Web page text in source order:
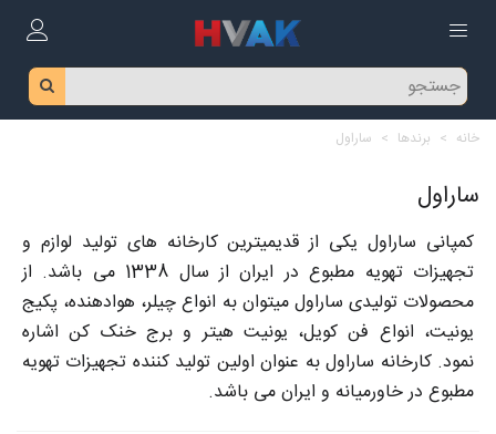
خانه > برندها > ساراول
ساراول
کمپانی ساراول یکی از قدیمیترین کارخانه های تولید لوازم و
تجهیزات تهویه مطبوع در ایران از سال 1338 می باشد. از
محصولات تولیدی ساراول میتوان به انواع چیلر، هوادهنده، پکیج
یونیت، انواع فن کویل، یونیت هیتر و برج خنک کن اشاره
نمود. کارخانه ساراول به عنوان اولین تولید کننده تجهیزات تهویه
مطبوع در خاورمیانه و ایران می باشد.